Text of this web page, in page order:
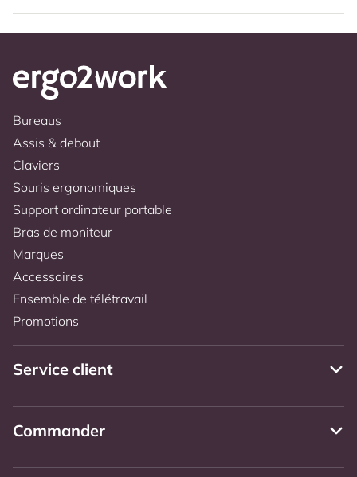
Bureaus
Assis & debout
Claviers
Souris ergonomiques
Support ordinateur portable
Bras de moniteur
Marques
Accessoires
Ensemble de télétravail
Promotions
Service client
Commander